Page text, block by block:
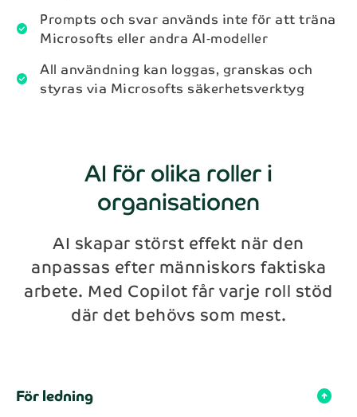
check_circle
Prompts och svar används inte för att träna
Microsofts eller andra AI‑modeller
check_circle
All användning kan loggas, granskas och
styras via Microsofts säkerhetsverktyg
AI för olika roller i
organisationen
AI skapar störst effekt när den
anpassas efter människors faktiska
arbete. Med Copilot får varje roll stöd
där det behövs som mest.
För ledning arrow_circle_down